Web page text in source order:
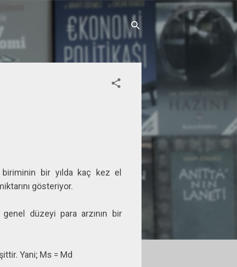
biriminin bir yılda kaç kez el
gösteriyor.
düzeyi para arzının bir
Yani; Ms = Md